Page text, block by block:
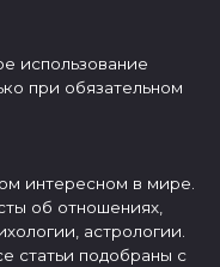
использование
при обязательном
интересном в мире.
об отношениях,
астрологии.
статьи подобраны с